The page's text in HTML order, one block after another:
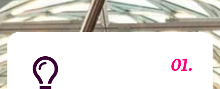
01.